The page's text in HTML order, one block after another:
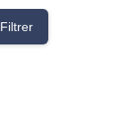
Filtrer